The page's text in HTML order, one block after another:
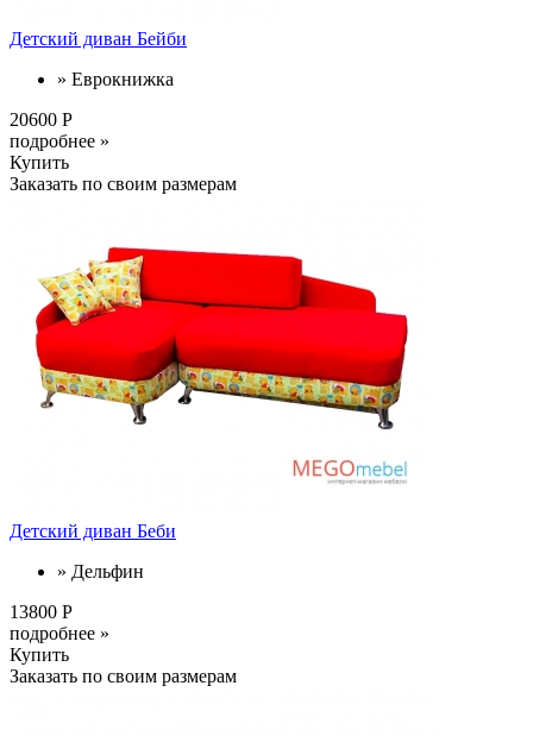
Детский диван Бейби
» Еврокнижка
20600 Р
подробнее »
Купить
Заказать по своим размерам
Детский диван Беби
» Дельфин
13800 Р
подробнее »
Купить
Заказать по своим размерам